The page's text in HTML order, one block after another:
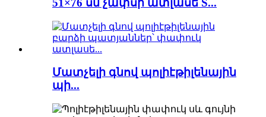
51×76 սմ չափսի ատլասե S...
Մատչելի գնով պոլիէթիլենային
պի...